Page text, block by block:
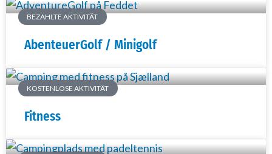
BEZAHLTE AKTIVITÄT
AbenteuerGolf / Minigolf
KOSTENLOSE AKTIVITÄT
Fitness